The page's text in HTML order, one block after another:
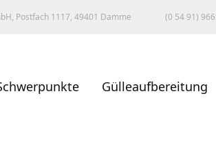
Postfach 1117, 49401 Damme (0 54 91)
Gülleaufbereitung